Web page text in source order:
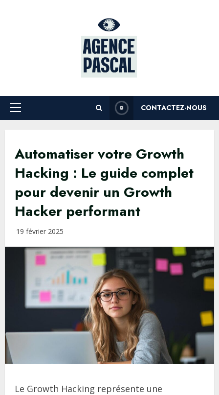
Primary
CONTACTEZ-NOUS
Automatiser votre Growth
Hacking : Le guide complet
pour devenir un Growth
Hacker performant
19 février 2025
Le Growth Hacking représente une